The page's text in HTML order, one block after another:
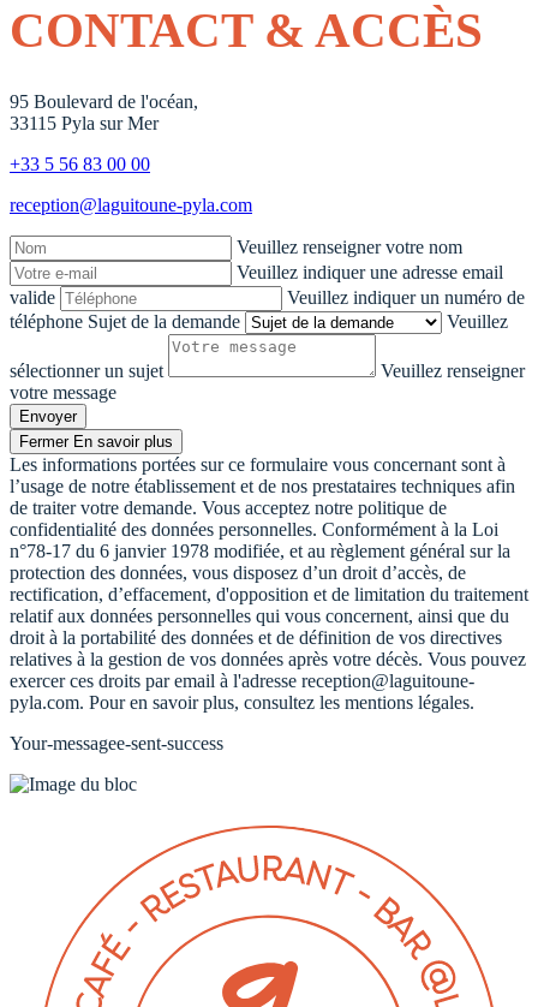
CONTACT & ACCÈS
95 Boulevard de l'océan,
33115 Pyla sur Mer
+33 5 56 83 00 00
reception@laguitoune-pyla.com
Veuillez renseigner votre nom
Veuillez indiquer une adresse email
valide
Veuillez indiquer un numéro de
téléphone Sujet de la demande Veuillez
sélectionner un sujet
Veuillez renseigner
votre message
Envoyer
Fermer En savoir plus
Les informations portées sur ce formulaire vous concernant sont à
l’usage de notre établissement et de nos prestataires techniques afin
de traiter votre demande. Vous acceptez notre politique de
confidentialité des données personnelles. Conformément à la Loi
n°78-17 du 6 janvier 1978 modifiée, et au règlement général sur la
protection des données, vous disposez d’un droit d’accès, de
rectification, d’effacement, d'opposition et de limitation du traitement
relatif aux données personnelles qui vous concernent, ainsi que du
droit à la portabilité des données et de définition de vos directives
relatives à la gestion de vos données après votre décès. Vous pouvez
exercer ces droits par email à l'adresse reception@laguitoune-
pyla.com. Pour en savoir plus, consultez les mentions légales.
Your-messagee-sent-success